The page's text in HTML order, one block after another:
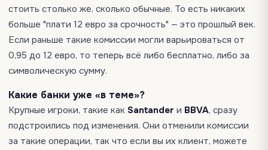
стоить столько же, сколько обычные. То есть никаких
больше "плати 12 евро за срочность" — это прошлый век.
Если раньше такие комиссии могли варьироваться от
0,95 до 12 евро, то теперь всё либо бесплатно, либо за
символическую сумму.
Какие банки уже «в теме»?
Крупные игроки, такие как Santander и BBVA, сразу
подстроились под изменения. Они отменили комиссии
за такие операции, так что если вы их клиент, можете